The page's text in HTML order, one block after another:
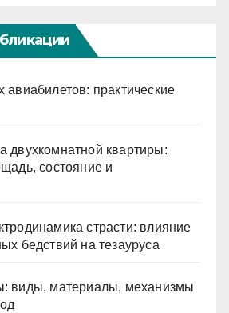
авиабилетов: практические
двухкомнатной квартиры:
состояние и
страсти: влияние
бедствий на тезауруса
виды, материалы, механизмы